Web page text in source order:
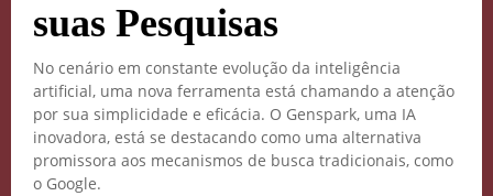
suas Pesquisas
No cenário em constante evolução da inteligência
artificial, uma nova ferramenta está chamando a atenção
por sua simplicidade e eficácia. O Genspark, uma IA
inovadora, está se destacando como uma alternativa
promissora aos mecanismos de busca tradicionais, como
o Google.